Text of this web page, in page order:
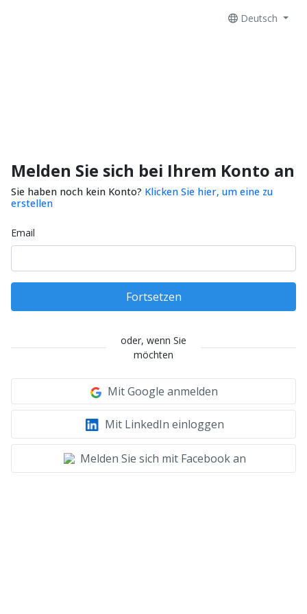
Deutsch
Melden Sie sich bei Ihrem Konto an
Sie haben noch kein Konto? Klicken Sie hier, um eine zu
erstellen
Email
Fortsetzen
oder, wenn Sie
möchten
Mit Google anmelden
Mit LinkedIn einloggen
Melden Sie sich mit Facebook an